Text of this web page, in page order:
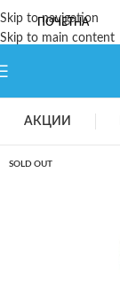
Skip to navigation
Skip to main content
ПОЧЕТНА
АКЦИИ
SOLD OUT